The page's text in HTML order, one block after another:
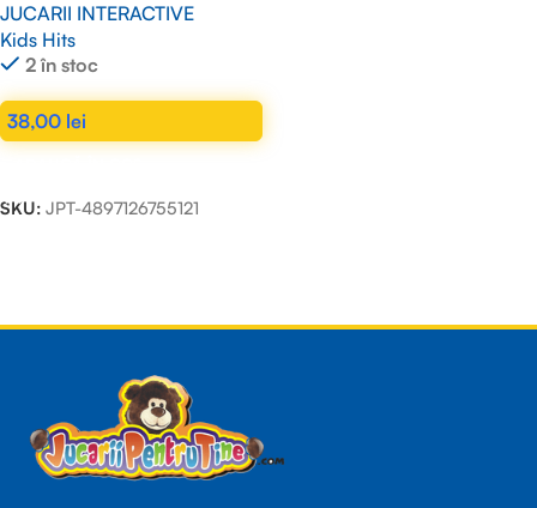
JUCARII INTERACTIVE
Kids Hits
2 în stoc
38,00 lei
SKU: JPT-4897126755121